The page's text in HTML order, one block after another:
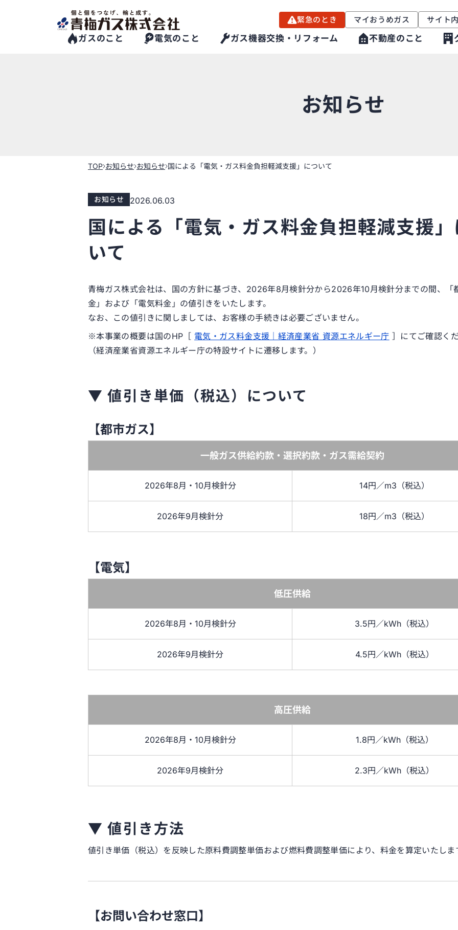
緊急のとき マイおうめガス サイト
ガスのこと 電気のこと ガス機器交換・リフォーム 不動産のこと
お知らせ
TOP お知らせ お知らせ 国による「電気・ガス料金負担軽減支援」について
お知らせ 2026.06.03
国による「電気・ガス料金負担軽減支援
いて
青梅ガス株式会社は、国の方針に基づき、2026年8月検針分から2026年10月検針分までの間、「
金」および「電気料金」の値引きをいたします。
なお、この値引きに関しましては、お客様の手続きは必要ございません。
※本事業の概要は国のHP［ 電気・ガス料金支援｜経済産業省 資源エネルギー庁 ］にてご確認く
（経済産業省資源エネルギー庁の特設サイトに遷移します。）
▼ 値引き単価（税込）について
【都市ガス】
一般ガス供給約款・選択約款・ガス需給契約
2026年8月・10月検針分 14円／m3（税込）
2026年9月検針分 18円／m3（税込）
【電気】
低圧供給
2026年8月・10月検針分 3.5円／kWh（税込）
2026年9月検針分 4.5円／kWh（税込）
高圧供給
2026年8月・10月検針分 1.8円／kWh（税込）
2026年9月検針分 2.3円／kWh（税込）
▼ 値引き方法
値引き単価（税込）を反映した原料費調整単価および燃料費調整単価により、料金を算定いたしま
【お問い合わせ窓口】